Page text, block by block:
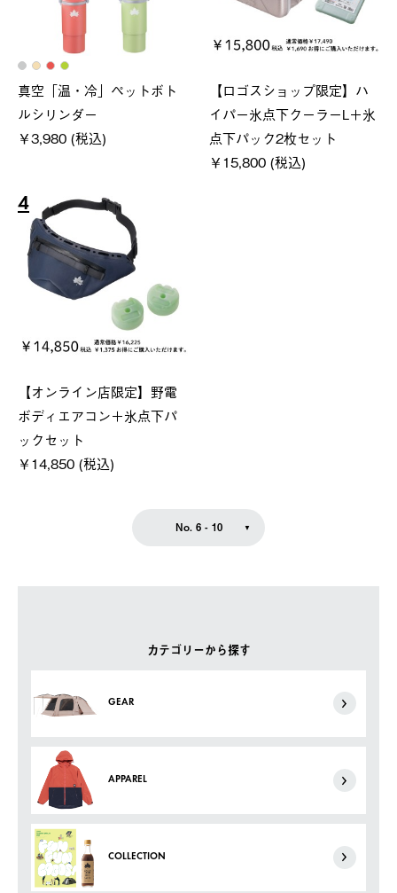
カテゴリーから探す
GEAR
APPAREL
COLLECTION
真空「温・冷」ペットボト
ルシリンダー
￥3,980 (税込)
【ロゴスショップ限定】ハ
イパー氷点下クーラーL＋氷
点下パック2枚セット
￥15,800 (税込)
4
【オンライン店限定】野電
ボディエアコン＋氷点下パ
ックセット
￥14,850 (税込)
No. 6 - 10